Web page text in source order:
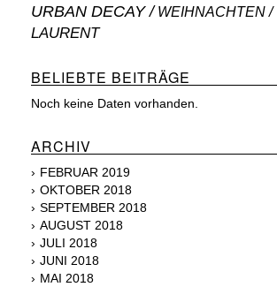
URBAN DECAY WEIHNACHTEN
LAURENT
BELIEBTE BEITRÄGE
Noch keine Daten vorhanden.
ARCHIV
FEBRUAR 2019
OKTOBER 2018
SEPTEMBER 2018
AUGUST 2018
JULI 2018
JUNI 2018
MAI 2018